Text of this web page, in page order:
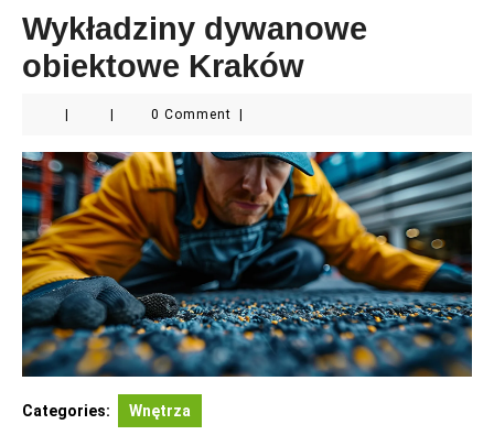
Wykładziny dywanowe
obiektowe Kraków
0 Comment
Categories: Wnętrza